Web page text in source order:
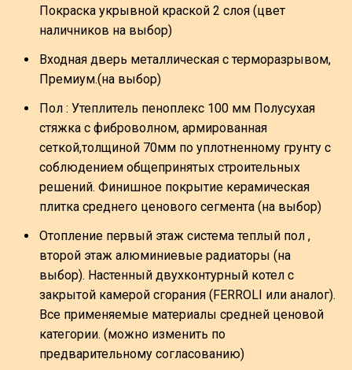
Покраска укрывной краской 2 слоя (цвет
наличников на выбор)
Входная дверь металлическая с терморазрывом,
Премиум.(на выбор)
Пол : Утеплитель пеноплекс 100 мм Полусухая
стяжка с фиброволном, армированная
сеткой,толщиной 70мм по уплотненному грунту с
соблюдением общепринятых строительных
решений. Финишное покрытие керамическая
плитка среднего ценового сегмента (на выбор)
Отопление первый этаж система теплый пол ,
второй этаж алюминиевые радиаторы (на
выбор). Настенный двухконтурный котел с
закрытой камерой сгорания (FERROLI или аналог).
Все применяемые материалы средней ценовой
категории. (можно изменить по
предварительному согласованию)